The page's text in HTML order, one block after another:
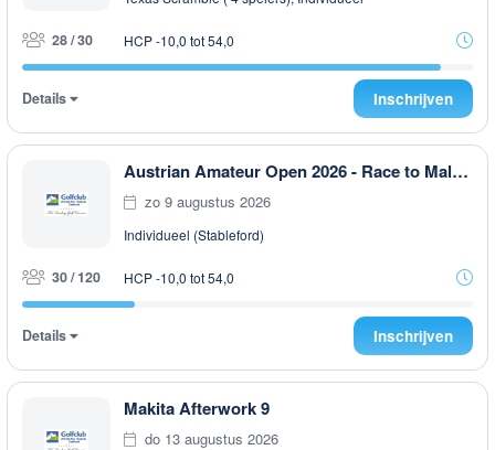
28 / 30 HCP -10,0 tot 54,0
Details Inschrijven
Austrian Amateur Open 2026 - Race to Malaysia
zo 9 augustus 2026
Individueel (Stableford)
30 / 120 HCP -10,0 tot 54,0
Details Inschrijven
Makita Afterwork 9
do 13 augustus 2026